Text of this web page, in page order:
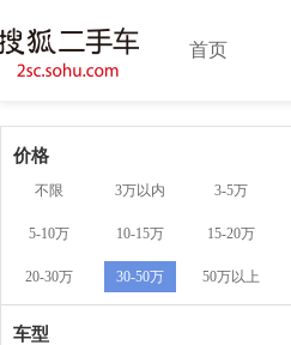
首页
价格
不限 3万以内 3-5万
5-10万 10-15万 15-20万
20-30万 30-50万 50万以上
车型